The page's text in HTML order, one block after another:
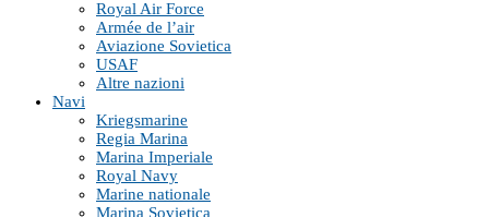
Royal Air Force
Armée de l’air
Aviazione Sovietica
USAF
Altre nazioni
Navi
Kriegsmarine
Regia Marina
Marina Imperiale
Royal Navy
Marine nationale
Marina Sovietica